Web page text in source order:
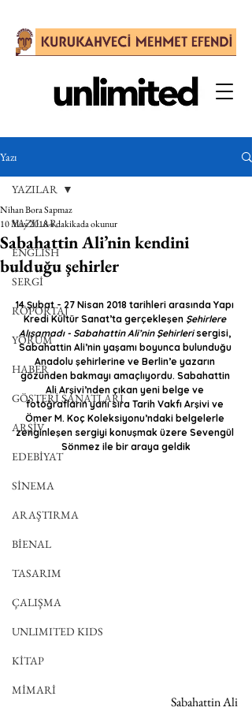
Yazı
YAZILAR
ENGLISH
SERGİ
RÖPORTAJ
YORUM
HABER
GÖSTERİ SANATLARI
ARŞİV
EDEBİYAT
SİNEMA
ARAŞTIRMA
BİENAL
TASARIM
ÇALIŞMA
UNLIMITED KIDS
KİTAP
MİMARİ
YAZILAR
Sabahattin Ali’nin kendini
bulduğu şehirler
Nihan Bora Sapmaz
10 May 20184 dakikada okunur
14 Şubat - 27 Nisan 2018 tarihleri arasında Yapı
Kredi Kültür Sanat’ta gerçekleşen Şehirlere
Alışamadı - Sabahattin Ali’nin Şehirleri sergisi,
Sabahattin Ali’nin yaşamı boyunca bulunduğu
Anadolu şehirlerine ve Berlin’e yazarın
gözünden bakmayı amaçlıyordu. Sabahattin
Ali Arşivi’nden çıkan yeni belge ve
fotoğrafların yanı sıra Tarih Vakfı Arşivi ve
Ömer M. Koç Koleksiyonu’ndaki belgelerle
zenginleşen sergiyi konuşmak üzere Sevengül
Sönmez ile bir araya geldik
Sabahattin Ali